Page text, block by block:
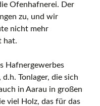
Ofenhafnerei. Der
zu, und wir
nicht mehr
hat.
Hafnergewerbes
Tonlager, die sich
in Aarau in großen
viel Holz, das für das